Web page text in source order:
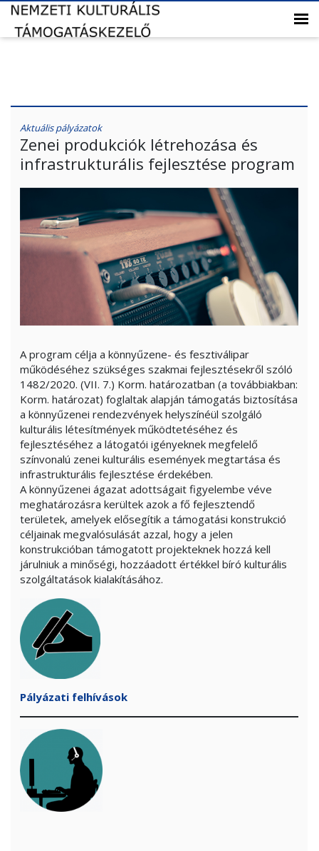
Aktuális pályázatok
Zenei produkciók létrehozása és
infrastrukturális fejlesztése program
A program célja a könnyűzene- és fesztiválipar
működéséhez szükséges szakmai fejlesztésekről szóló
1482/2020. (VII. 7.) Korm. határozatban (a továbbiakban:
Korm. határozat) foglaltak alapján támogatás biztosítása
a könnyűzenei rendezvények helyszínéül szolgáló
kulturális létesítmények működtetéséhez és
fejlesztéséhez a látogatói igényeknek megfelelő
színvonalú zenei kulturális események megtartása és
infrastrukturális fejlesztése érdekében.
A könnyűzenei ágazat adottságait figyelembe véve
meghatározásra kerültek azok a fő fejlesztendő
területek, amelyek elősegítik a támogatási konstrukció
céljainak megvalósulását azzal, hogy a jelen
konstrukcióban támogatott projekteknek hozzá kell
járulniuk a minőségi, hozzáadott értékkel bíró kulturális
szolgáltatások kialakításához.
Pályázati felhívások